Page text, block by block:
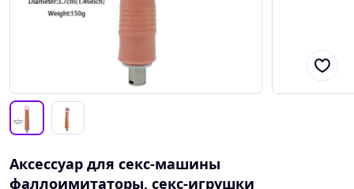
Аксессуар для секс-машины
фаллоимитаторы, секс-игрушки